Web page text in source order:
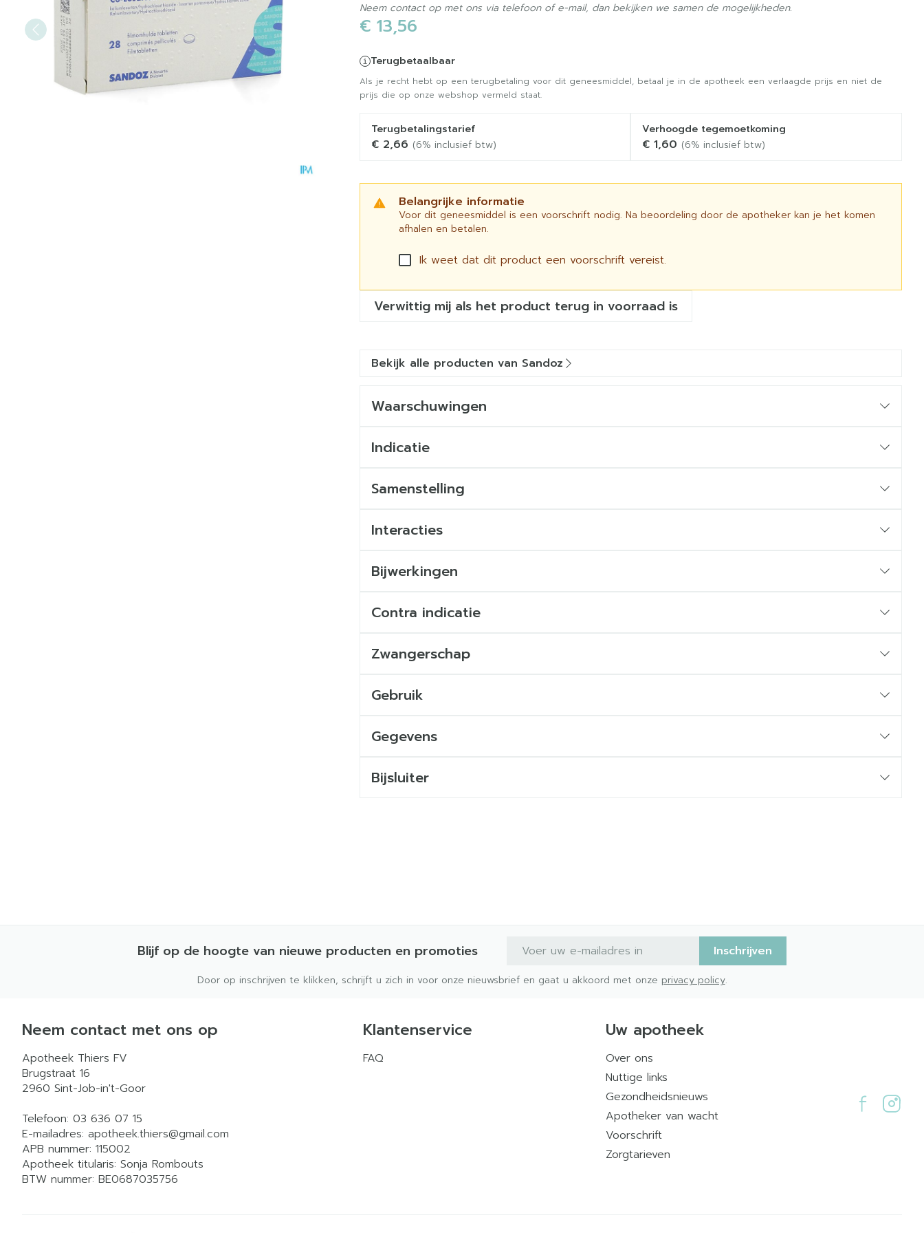
€ 13,56
Terugbetaalbaar
Als je recht hebt op een terugbetaling voor dit geneesmiddel, betaal je in de apotheek een verlaagde prijs en niet de
prijs die op onze webshop vermeld staat.
Terugbetalingstarief
€ 2,66 (6% inclusief btw)
Verhoogde tegemoetkoming
€ 1,60 (6% inclusief btw)
Belangrijke informatie
Voor dit geneesmiddel is een voorschrift nodig. Na beoordeling door de apotheker kan je het komen
afhalen en betalen.
Ik weet dat dit product een voorschrift vereist.
Verwittig mij als het product terug in voorraad is
Neem contact op met ons via telefoon of e-mail, dan bekijken we samen de mogelijkheden.
Bekijk alle producten van Sandoz
Waarschuwingen
Indicatie
Samenstelling
Interacties
Bijwerkingen
Contra indicatie
Zwangerschap
Gebruik
Gegevens
Bijsluiter
Blijf op de hoogte van nieuwe producten en promoties E-mail adres Inschrijven
Door op inschrijven te klikken, schrijft u zich in voor onze nieuwsbrief en gaat u akkoord met onze privacy policy.
Neem contact met ons op
Apotheek Thiers FV
Brugstraat 16
2960 Sint-Job-in't-Goor
Telefoon: 03 636 07 15
E-mailadres: apotheek.thiers@gmail.com
APB nummer: 115002
Apotheek titularis: Sonja Rombouts
BTW nummer: BE0687035756
Klantenservice
FAQ
Uw apotheek
Over ons
Nuttige links
Gezondheidsnieuws
Apotheker van wacht
Voorschrift
Zorgtarieven